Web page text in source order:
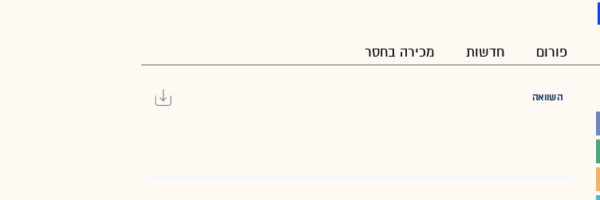
פורום חדשות מכירה בחסר
השוואה